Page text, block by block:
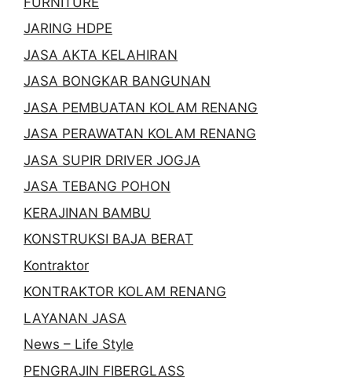
JARING HDPE
JASA AKTA KELAHIRAN
JASA BONGKAR BANGUNAN
JASA PEMBUATAN KOLAM RENANG
JASA PERAWATAN KOLAM RENANG
JASA SUPIR DRIVER JOGJA
JASA TEBANG POHON
KERAJINAN BAMBU
KONSTRUKSI BAJA BERAT
Kontraktor
KONTRAKTOR KOLAM RENANG
LAYANAN JASA
News – Life Style
PENGRAJIN FIBERGLASS